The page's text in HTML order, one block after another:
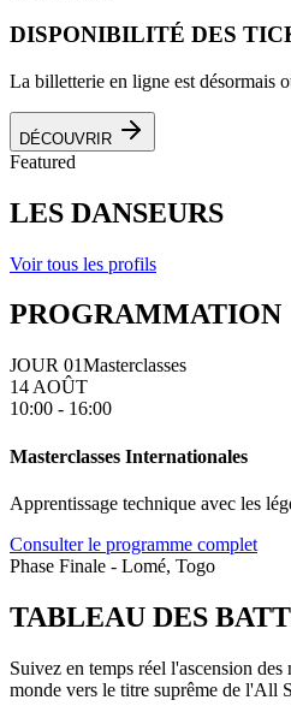
DISPONIBILITÉ DES
La billetterie en ligne est désormais
DÉCOUVRIR
Featured
LES DANSEURS
Voir tous les profils
PROGRAMMATION
JOUR 01Masterclasses
14 AOÛT
10:00 - 16:00
Masterclasses Internationales
Apprentissage technique avec les
Consulter le programme complet
Phase Finale - Lomé, Togo
TABLEAU DES
Suivez en temps réel l'ascension
monde vers le titre suprême de l'All